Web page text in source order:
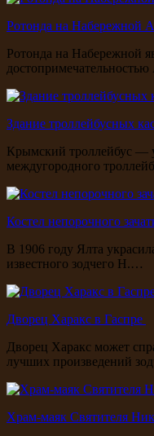
Ротонда на Набережной
Ротонда на Набережной
Здание троллейбусных
Крымский троллейбус —
междугородного
Костел непорочного
В 1906 году Ялта
известного зодчего Н.…
Дворец Харакс в Гаспре
Дворец Харакс может
лучших произведений
Храм-маяк Святителя